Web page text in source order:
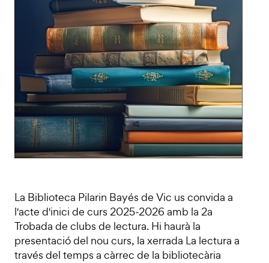
La Biblioteca Pilarin Bayés de Vic us convida a
l'acte d'inici de curs 2025-2026 amb la 2a
Trobada de clubs de lectura. Hi haurà la
presentació del nou curs, la xerrada La lectura a
través del temps a càrrec de la bibliotecària